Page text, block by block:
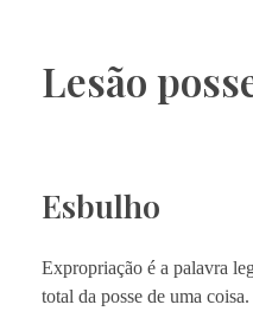
Lesão
Esbulho
Expropriação é a palavra
total da posse de uma